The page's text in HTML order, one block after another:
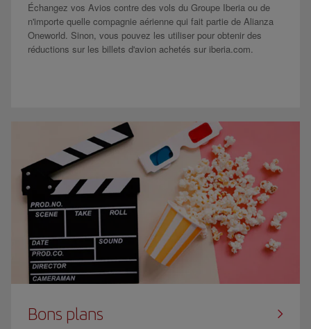
Échangez vos Avios contre des vols du Groupe Iberia ou de
n'importe quelle compagnie aérienne qui fait partie de Alianza
Oneworld. Sinon, vous pouvez les utiliser pour obtenir des
réductions sur les billets d'avion achetés sur iberia.com.
Bons plans